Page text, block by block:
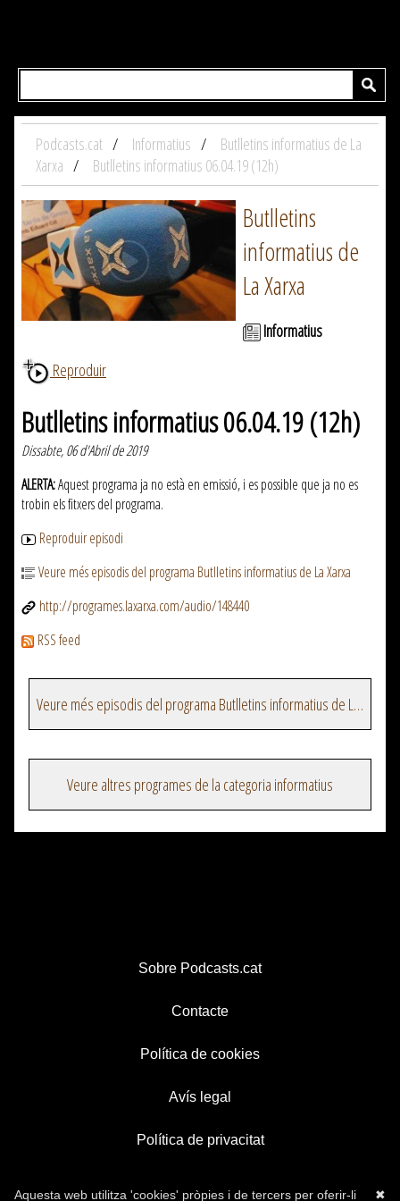
Podcasts.cat Informatius
Butlletins informatius de La
Xarxa
Butlletins informatius 06.04.19 (12h)
Butlletins
informatius de
La Xarxa
Informatius
Reproduir
Butlletins informatius 06.04.19 (12h)
Dissabte, 06 d'Abril de 2019
ALERTA:Aquest programa ja no està en emissió, i es possible que ja no es
trobin els fitxers del programa.
Reproduir episodi
Veure més episodis del programa Butlletins informatius de La Xarxa
http://programes.laxarxa.com/audio/148440
RSS feed
Veure més episodis del programa Butlletins informatius de La Xarxa
Veure altres programes de la categoria informatius
Sobre Podcasts.cat
Contacte
Política de cookies
Avís legal
Política de privacitat
✖
Aquesta web utilitza 'cookies' pròpies i de tercers per oferir-li